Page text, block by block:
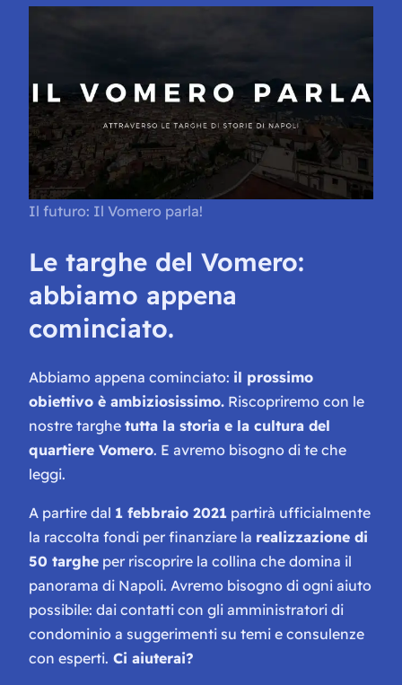
Il futuro: Il Vomero parla!
Le targhe del Vomero:
abbiamo appena
cominciato.
Abbiamo appena cominciato: il prossimo
obiettivo è ambiziosissimo. Riscopriremo con le
nostre targhe tutta la storia e la cultura del
quartiere Vomero. E avremo bisogno di te che
leggi.
A partire dal 1 febbraio 2021 partirà ufficialmente
la raccolta fondi per finanziare la realizzazione di
50 targhe per riscoprire la collina che domina il
panorama di Napoli. Avremo bisogno di ogni aiuto
possibile: dai contatti con gli amministratori di
condominio a suggerimenti su temi e consulenze
con esperti. Ci aiuterai?